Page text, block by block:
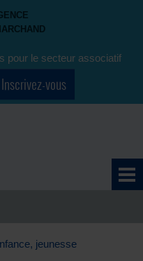
pour le secteur associatif
Inscrivez-vous
jeunesse